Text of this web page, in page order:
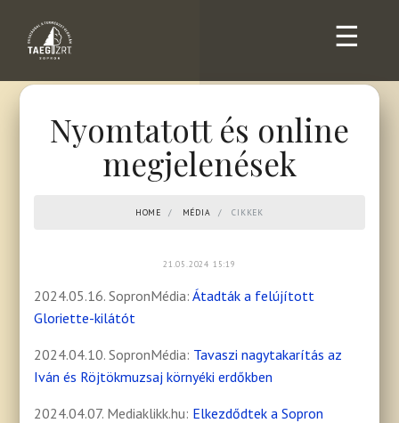
☰
Nyomtatott és online
megjelenések
HOME MÉDIA CIKKEK
21.05.2024 15:19
2024.05.16. SopronMédia:Átadták a felújított
Gloriette-kilátót
2024.04.10. SopronMédia: Tavaszi nagytakarítás az
Iván és Röjtökmuzsaj környéki erdőkben
2024.04.07. Mediaklikk.hu: Elkezdődtek a Sopron